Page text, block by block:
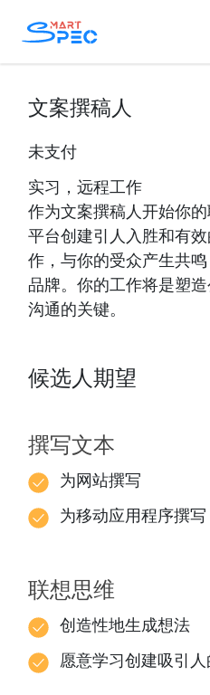
文案撰稿人
未支付
实习，远程工作
作为文案撰稿人开始你
平台创建引人入胜和有
作，与你的受众产生共
品牌。你的工作将是塑
沟通的关键。
候选人期望
撰写文本
为网站撰写
为移动应用程序撰写
联想思维
创造性地生成想法
愿意学习创建吸引